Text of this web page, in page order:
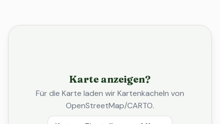
Karte anzeigen?
Für die Karte laden wir Kartenkacheln von
OpenStreetMap/CARTO.